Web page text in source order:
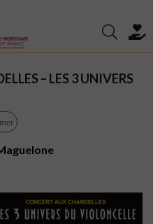
– LES 3 UNIVERS